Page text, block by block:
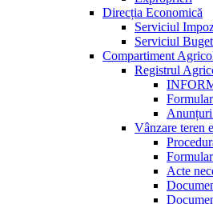
Direcția Economică
Serviciul
Serviciul
Compartiment
Registrul
Vânzare teren
Acte